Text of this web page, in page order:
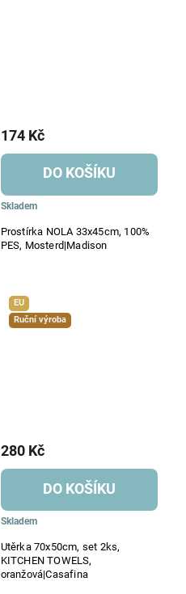
Prostírka NOLA 33x45cm, 100%
PES, Mosterd|Madison
Skladem
174 Kč
DO KOŠÍKU
EU
Ruční výroba
Utěrka 70x50cm, set 2ks,
KITCHEN TOWELS,
oranžová|Casafina
Skladem
280 Kč
DO KOŠÍKU